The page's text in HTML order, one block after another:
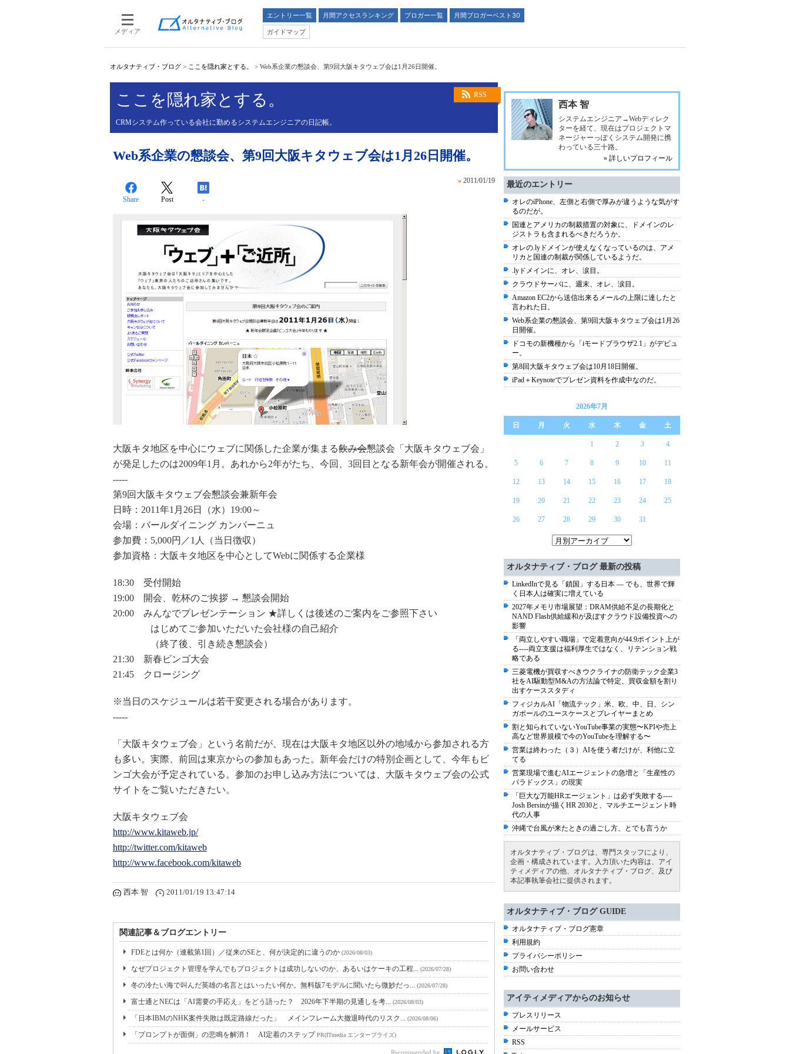
メディア
エントリー一覧 月間アクセスランキング ブロガー一覧
月間ブロガーベスト30
ガイドマップ
オルタナティブ・ブログ > ここを隠れ家とする。 > Web系企業の懇談会、第9回大阪キタウェブ会は1月26日開催。
RSS
ここを隠れ家とする。
CRMシステム作っている会社に勤めるシステムエンジニアの日記帳。
Web系企業の懇談会、第9回大阪キタウェブ会は1月26日開催。
» 2011/01/19
Share Post -
大阪キタ地区を中心にウェブに関係した企業が集まる飲み会懇談会「大阪キタウェブ会」
が発足したのは2009年1月。あれから2年がたち、今回、3回目となる新年会が開催される。
-----
第9回大阪キタウェブ会懇談会兼新年会
日時：2011年1月26日（水）19:00～
会場：バールダイニング カンパーニュ
参加費：5,000円／1人（当日徴収）
参加資格：大阪キタ地区を中心としてWebに関係する企業様
18:30 受付開始
19:00 開会、乾杯のご挨拶 → 懇談会開始
20:00 みんなでプレゼンテーション ★詳しくは後述のご案内をご参照下さい
はじめてご参加いただいた会社様の自己紹介
（終了後、引き続き懇談会）
21:30 新春ビンゴ大会
21:45 クロージング
※当日のスケジュールは若干変更される場合があります。
-----
「大阪キタウェブ会」という名前だが、現在は大阪キタ地区以外の地域から参加される方
も多い。実際、前回は東京からの参加もあった。新年会だけの特別企画として、今年もビ
ンゴ大会が予定されている。参加のお申し込み方法については、大阪キタウェブ会の公式
サイトをご覧いただきたい。
大阪キタウェブ会
http://www.kitaweb.jp/
http://twitter.com/kitaweb
http://www.facebook.com/kitaweb
西本 智 2011/01/19 13:47:14
関連記事＆ブログエントリー
FDEとは何か（連載第1回）／従来のSEと、何が決定的に違うのか (2026/08/03)
なぜプロジェクト管理を学んでもプロジェクトは成功しないのか、あるいはケーキの工程... (2026/07/28)
冬の冷たい海で叫んだ英雄の名言とはいったい何か。無料版7モデルに聞いたら微妙だっ... (2026/07/28)
富士通とNECは「AI需要の手応え」をどう語った？ 2026年下半期の見通しを考... (2026/08/03)
「日本IBMのNHK案件失敗は既定路線だった」 メインフレーム大撤退時代のリスク... (2026/08/06)
「プロンプトが面倒」の悲鳴を解消！ AI定着のステップPR(ITmedia エンタープライズ)
Recommended by
西本 智
システムエンジニア→Webディレク
ターを経て、現在はプロジェクトマ
ネージャーっぽくシステム開発に携
わっている三十路。
» 詳しいプロフィール
最近のエントリー
オレのiPhone、左側と右側で厚みが違うような気がす
るのだが。
国連とアメリカの制裁措置の対象に、ドメインのレ
ジストラも含まれるべきだろうか。
オレの.lyドメインが使えなくなっているのは、アメ
リカと国連の制裁が関係しているようだ。
.lyドメインに、オレ、涙目。
クラウドサーバに、週末、オレ、涙目。
Amazon EC2から送信出来るメールの上限に達したと
言われた日。
Web系企業の懇談会、第9回大阪キタウェブ会は1月26
日開催。
ドコモの新機種から「iモードブラウザ2.1」がデビュ
ー。
第8回大阪キタウェブ会は10月18日開催。
iPad＋Keynoteでプレゼン資料を作成中なのだ。
2026年7月
日 月 火 水 木 金 土
1 2 3 4
5 6 7 8 9 10 11
12 13 14 15 16 17 18
19 20 21 22 23 24 25
26 27 28 29 30 31
オルタナティブ・ブログ 最新の投稿
LinkedInで見る「鎖国」する日本 ― でも、世界で輝
く日本人は確実に増えている
2027年メモリ市場展望：DRAM供給不足の長期化と
NAND Flash供給緩和が及ぼすクラウド設備投資への
影響
「両立しやすい職場」で定着意向が44.9ポイント上が
る----両立支援は福利厚生ではなく、リテンション戦
略である
三菱電機が買収すべきウクライナの防衛テック企業3
社をAI駆動型M&Aの方法論で特定、買収金額を割り
出すケーススタディ
フィジカルAI「物流テック」米、欧、中、日、シン
ガポールのユースケースとプレイヤーまとめ
割と知られていないYouTube事業の実態〜KPIや売上
高など世界規模で今のYouTubeを理解する〜
営業は終わった（３）AIを使う者だけが、利他に立
てる
営業現場で進むAIエージェントの急増と「生産性の
パラドックス」の現実
「巨大な万能HRエージェント」は必ず失敗する----
Josh Bersinが描くHR 2030と、マルチエージェント時
代の人事
沖縄で台風が来たときの過ごし方、とでも言うか
オルタナティブ・ブログは、専門スタッフにより、
企画・構成されています。入力頂いた内容は、アイ
ティメディアの他、オルタナティブ・ブログ、及び
本記事執筆会社に提供されます。
オルタナティブ・ブログ GUIDE
オルタナティブ・ブログ憲章
利用規約
プライバシーポリシー
お問い合わせ
アイティメディアからのお知らせ
プレスリリース
メールサービス
RSS